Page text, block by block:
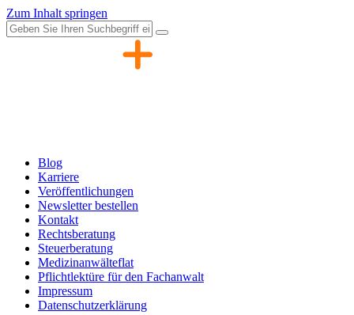
Zum Inhalt springen
Blog
Karriere
Veröffentlichungen
Newsletter bestellen
Kontakt
Rechtsberatung
Steuerberatung
Medizinanwälteflat
Pflichtlektüre für den Fachanwalt
Impressum
Datenschutzerklärung